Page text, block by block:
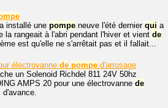
installé une pompe neuve l'été dernier qui a
la rangeait à l'abri pendant l'hiver et vient de
est qu'elle ne s'arrêtait pas et il fallait...
électrovanne de pompe d'arrosage
un Solenoid Richdel 811 24V 50hz
AMPS 20 pour une électrovanne de